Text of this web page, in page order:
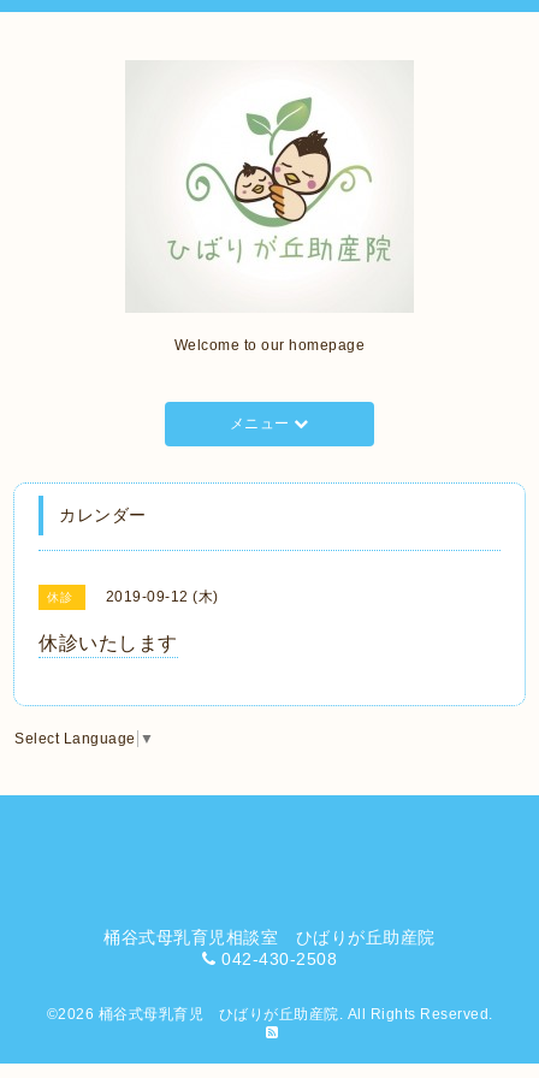
Welcome to our homepage
メニュー
カレンダー
休診 2019-09-12 (木)
休診いたします
Select Language ▼
桶谷式母乳育児相談室 ひばりが丘助産院
042-430-2508
©2026 桶谷式母乳育児 ひばりが丘助産院. All Rights Reserved.